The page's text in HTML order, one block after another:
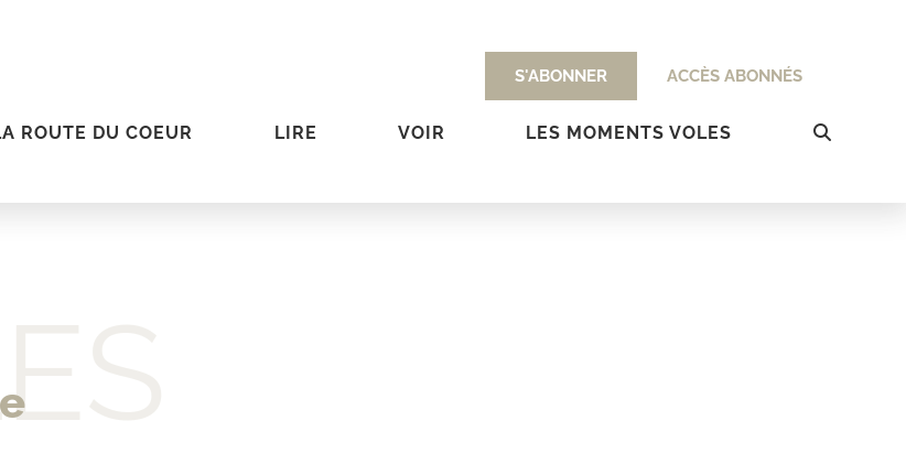
S'ABONNER ACCÈS ABONNÉS
ROUTE DU COEUR LIRE VOIR LES MOMENTS VOLES